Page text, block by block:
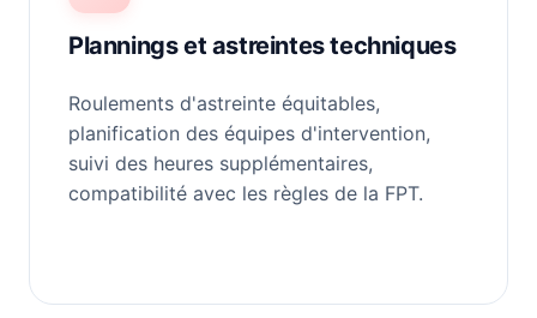
Plannings et astreintes techniques
Roulements d'astreinte équitables,
planification des équipes d'intervention,
suivi des heures supplémentaires,
compatibilité avec les règles de la FPT.